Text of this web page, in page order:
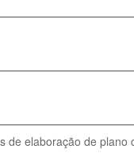
de elaboração de